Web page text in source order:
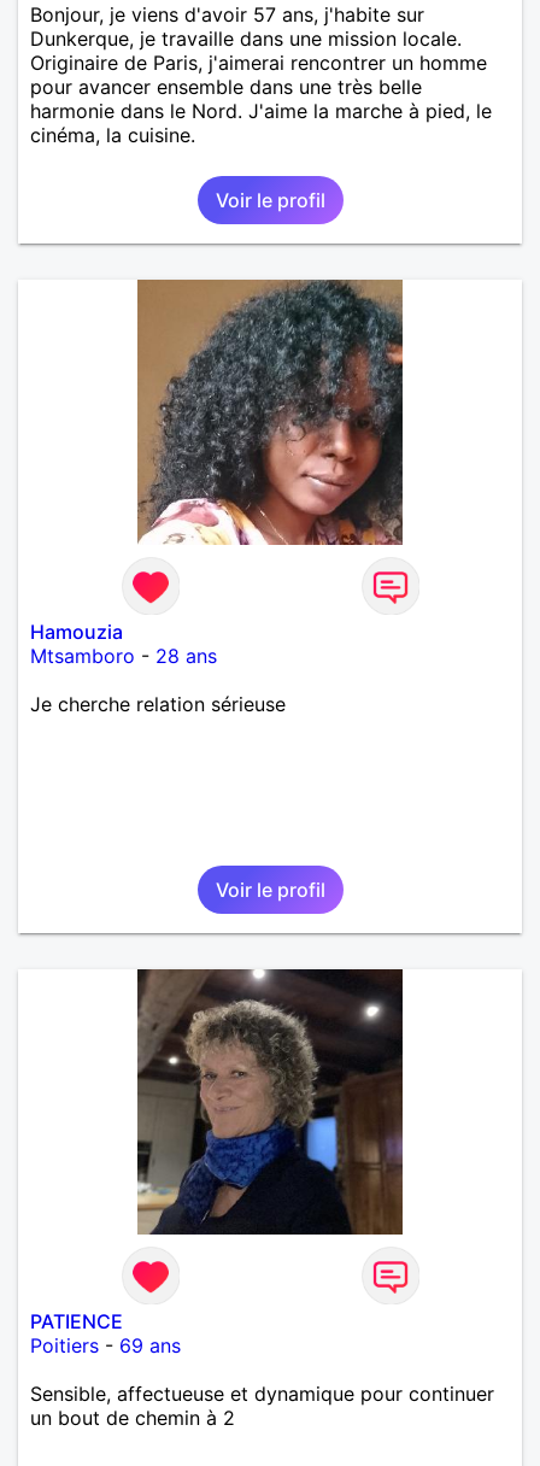
Bonjour, je viens d'avoir 57 ans, j'habite sur
Dunkerque, je travaille dans une mission locale.
Originaire de Paris, j'aimerai rencontrer un homme
pour avancer ensemble dans une très belle
harmonie dans le Nord. J'aime la marche à pied, le
cinéma, la cuisine.
Voir le profil
Hamouzia
Mtsamboro - 28 ans
Je cherche relation sérieuse
Voir le profil
PATIENCE
Poitiers - 69 ans
Sensible, affectueuse et dynamique pour continuer
un bout de chemin à 2